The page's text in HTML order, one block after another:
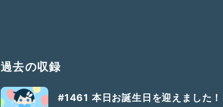
過去の収録
#1461 本日お誕生日を迎えました！